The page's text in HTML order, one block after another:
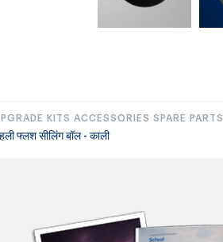
KITS ACCESSORIES SPARE PARTS
फ्लश सीलिंग बॉल - काली